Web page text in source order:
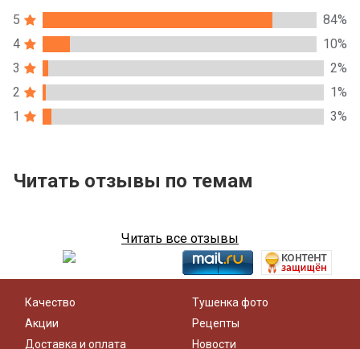
5
84%
4
10%
3
2%
2
1%
1
3%
Читать отзывы по темам
Читать все отзывы
Качество
Акции
Доставка и оплата
Тушенка фото
Рецепты
Новости